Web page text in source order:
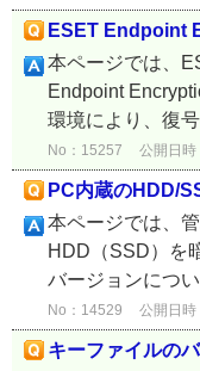
ESET Endpoint
本ページでは、
Endpoint
環境により、復
No：15257 公開日
PC内蔵のHDD/
本ページでは、
HDD（SSD）を
バージョンにつ
No：14529 公開日
キーファイルの